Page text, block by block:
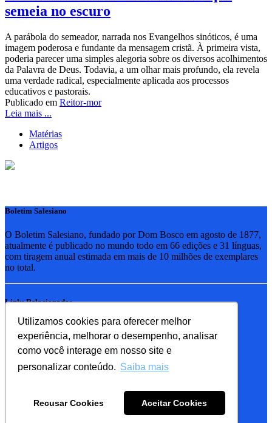
Utilizamos cookies para oferecer melhor
experiência, melhorar o desempenho, analisar
como você interage em nosso site e
personalizar conteúdo. Saiba mais
Recusar Cookies Aceitar Cookies
semeia no escuro
A parábola do semeador, narrada nos Evangelhos sinóticos, é uma
imagem poderosa e fundante da mensagem cristã. À primeira vista,
poderia parecer uma simples alegoria sobre os diversos acolhimentos
da Palavra de Deus. Todavia, a um olhar mais profundo, ela revela
uma verdade radical, especialmente aplicada aos processos
educativos e pastorais.
Publicado em Reitor-mor
Leia mais ...
Matérias
Artigos
Boletim Salesiano
O Boletim Salesiano, fundado por Dom Bosco em agosto de 1877,
atualmente é publicado no mundo todo em 66 edições e 31 línguas,
com tiragem anual estimada em mais de 10 milhões de exemplares
no total.
Links Relacionados
RSB - Rede Salesiana Brasil
EDEBE - Editora
UPV - União pela Vida
Familia Salesiana
SDB - Salesianos de Dom Bosco
FMA - Filhas de Maria Auxiliadora